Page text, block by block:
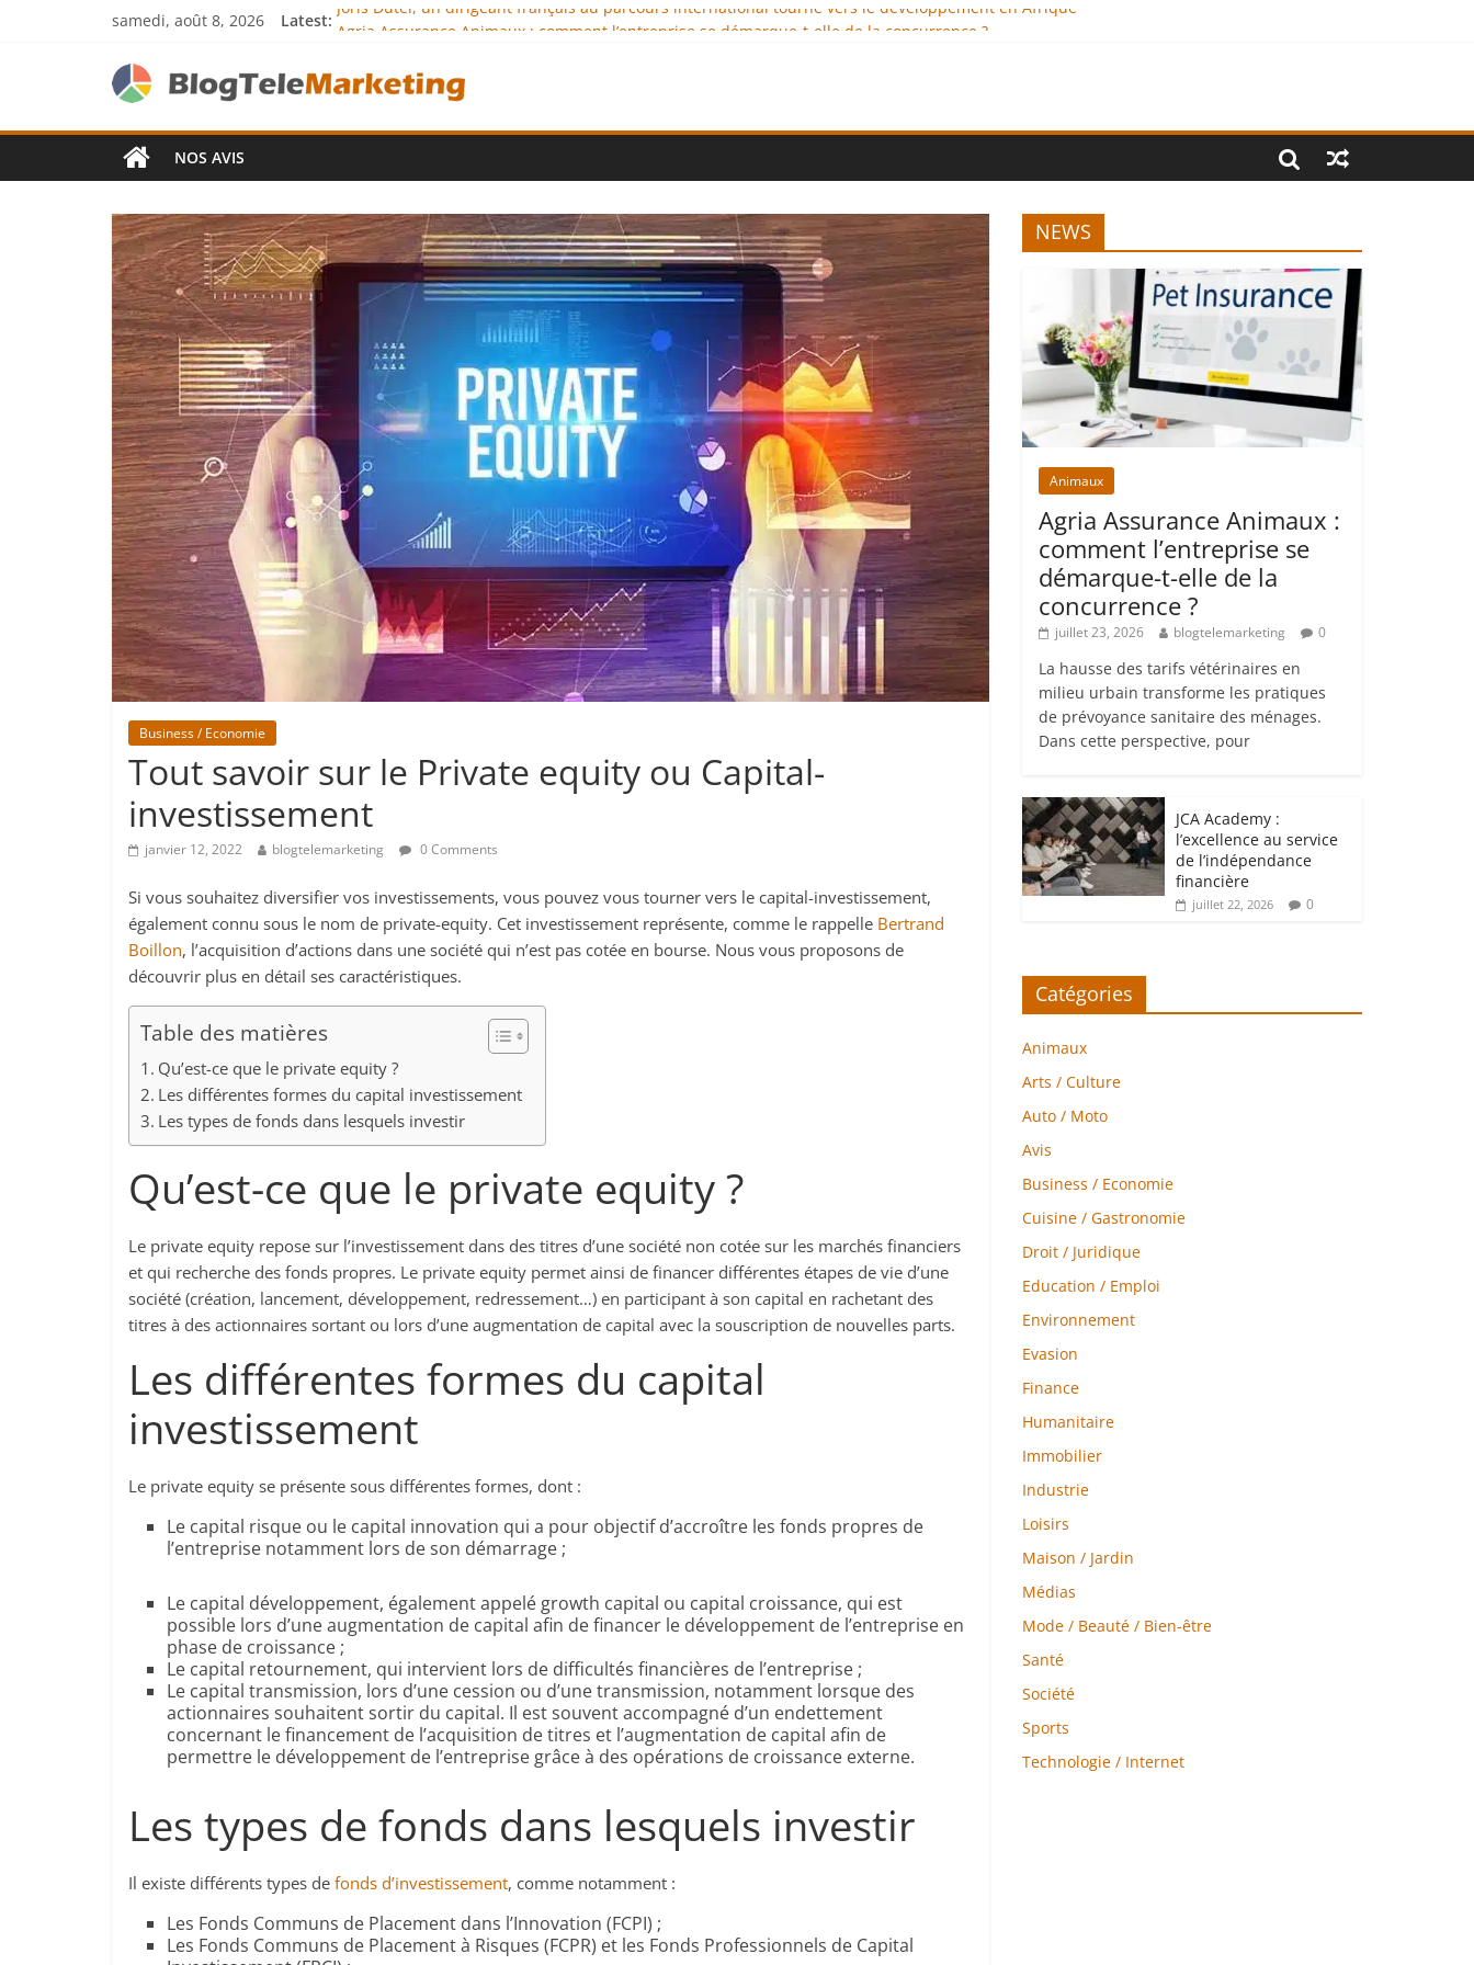
samedi, août 8, 2026 Latest: Joris Dutel, un dirigeant français au parcours international tourné vers le développement en Afrique
JCA Academy : l’excellence au service de l’indépendance financière
Denis Bouclon : la diplomatie éducative comme moteur de coopération internationale
NOS AVIS
Business / Economie
Tout savoir sur le Private equity ou Capital-
investissement
janvier 12, 2022 blogtelemarketing 0 Comments
Si vous souhaitez diversifier vos investissements, vous pouvez vous tourner vers le capital-investissement,
également connu sous le nom de private-equity. Cet investissement représente, comme le rappelle Bertrand
Boillon, l’acquisition d’actions dans une société qui n’est pas cotée en bourse. Nous vous proposons de
découvrir plus en détail ses caractéristiques.
Table des matières
Qu’est-ce que le private equity ?
Les différentes formes du capital investissement
Les types de fonds dans lesquels investir
Qu’est-ce que le private equity ?
Le private equity repose sur l’investissement dans des titres d’une société non cotée sur les marchés financiers
et qui recherche des fonds propres. Le private equity permet ainsi de financer différentes étapes de vie d’une
société (création, lancement, développement, redressement…) en participant à son capital en rachetant des
titres à des actionnaires sortant ou lors d’une augmentation de capital avec la souscription de nouvelles parts.
Les différentes formes du capital
investissement
Le private equity se présente sous différentes formes, dont :
​Le capital risque ou le capital innovation qui a pour objectif d’accroître les fonds propres de
l’entreprise notamment lors de son démarrage ;
​Le capital développement, également appelé growth capital ou capital croissance, qui est
possible lors d’une augmentation de capital afin de financer le développement de l’entreprise en
phase de croissance ;
​Le capital retournement, qui intervient lors de difficultés financières de l’entreprise ;
​Le capital transmission, lors d’une cession ou d’une transmission, notamment lorsque des
actionnaires souhaitent sortir du capital. Il est souvent accompagné d’un endettement
concernant le financement de l’acquisition de titres et l’augmentation de capital afin de
permettre le développement de l’entreprise grâce à des opérations de croissance externe.
Les types de fonds dans lesquels investir
Il existe différents types de fonds d’investissement, comme notamment :
Les Fonds Communs de Placement dans l’Innovation (FCPI) ;
Les Fonds Communs de Placement à Risques (FCPR) et les Fonds Professionnels de Capital
NEWS
Animaux
Agria Assurance Animaux :
comment l’entreprise se
démarque-t-elle de la
concurrence ?
juillet 23, 2026 blogtelemarketing 0
La hausse des tarifs vétérinaires en
milieu urbain transforme les pratiques
de prévoyance sanitaire des ménages.
Dans cette perspective, pour
JCA Academy :
l’excellence au service
de l’indépendance
financière
juillet 22, 2026 0
Catégories
Animaux
Arts / Culture
Auto / Moto
Avis
Business / Economie
Cuisine / Gastronomie
Droit / Juridique
Education / Emploi
Environnement
Evasion
Finance
Humanitaire
Immobilier
Industrie
Loisirs
Maison / Jardin
Médias
Mode / Beauté / Bien-être
Santé
Société
Sports
Technologie / Internet